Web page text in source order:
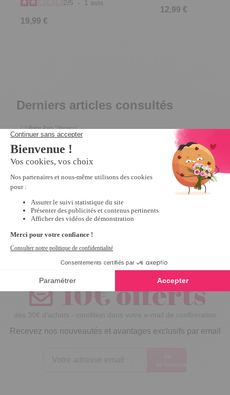
2/5 - 1 avis
19,99 €
12,99 €
Derniers articles consultés
Robe pois
"Monaco" Rose
- taille XXL
Inscrivez-vous à notre
newsletter
10€ offerts
dès 30€ d’achats - condition dans votre e-mail de confirmation
Recevez nos nouveautés et avantages exclusifs par email